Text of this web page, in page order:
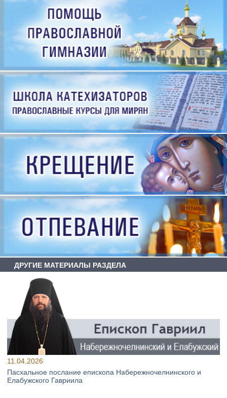
ДРУГИЕ МАТЕРИАЛЫ РАЗДЕЛА
11.04.2026
Пасхальное послание епископа Набережночелнинского и
Елабужского Гавриила